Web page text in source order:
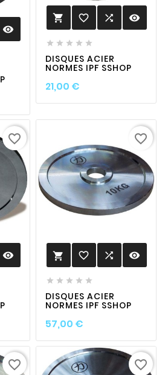
visibility
 favorite_border  visibility
    
DISQUES ACIER
NORMES IPF SSHOP
21,00 €Prix
visibility
favorite_border
 favorite_border  visibility
    
DISQUES ACIER
NORMES IPF SSHOP
57,00 €Prix
favorite_border
favorite_border favorite_border